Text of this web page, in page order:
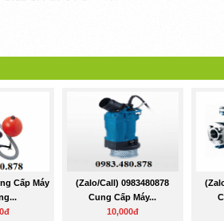
Cấp Máy
(Zalo/call) 0983480878
Cung Cấp Máy...
10,000đ